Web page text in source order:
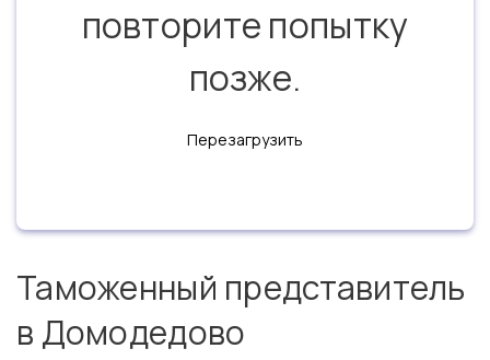
повторите попытку
позже.
Перезагрузить
Таможенный представитель
в Домодедово